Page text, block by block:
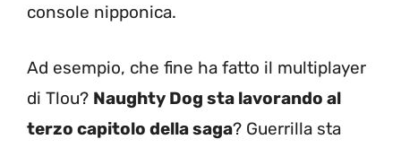
console nipponica.
Ad esempio, che fine ha fatto il multiplayer
di Tlou? Naughty Dog sta lavorando al
terzo capitolo della saga? Guerrilla sta